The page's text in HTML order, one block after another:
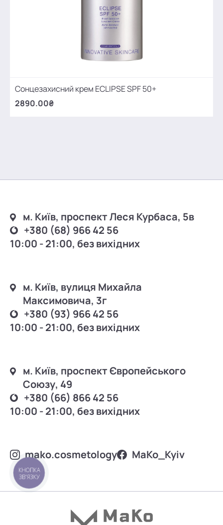
Сонцезахисний крем ECLIPSE SPF 50+
2890.00₴
м. Київ, проспект Леся Курбаса, 5в
+380 (68) 966 42 56
10:00 - 21:00, без вихідних
м. Київ, вулиця Михайла
Максимовича, 3г
+380 (93) 966 42 56
10:00 - 21:00, без вихідних
м. Київ, проспект Європейського
Союзу, 49
+380 (66) 866 42 56
10:00 - 21:00, без вихідних
mako.cosmetology MаKo_Kyiv
КНОПКА
ЗВ'ЯЗКУ